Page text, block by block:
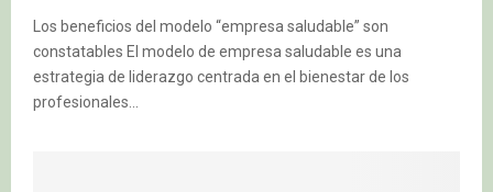
Los beneficios del modelo “empresa saludable” son
constatables El modelo de empresa saludable es una
estrategia de liderazgo centrada en el bienestar de los
profesionales...